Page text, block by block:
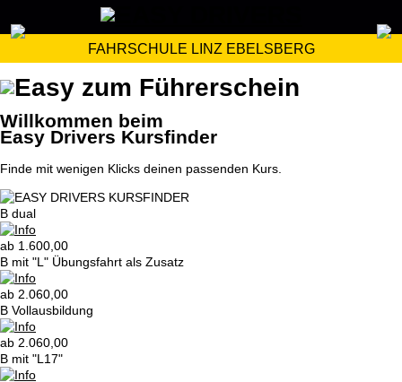
FAHRSCHULE LINZ EBELSBERG
Willkommen beim
Easy Drivers Kursfinder
Finde mit wenigen Klicks deinen passenden Kurs.
B dual
ab 1.600,00
B mit "L" Übungsfahrt als Zusatz
ab 2.060,00
B Vollausbildung
ab 2.060,00
B mit "L17"